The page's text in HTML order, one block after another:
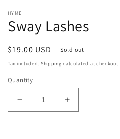
HYME
Sway Lashes
Regular
price
$19.00 USD Sold out
Tax included. Shipping calculated at checkout.
Quantity
Decrease
quantity
Increase
quantity